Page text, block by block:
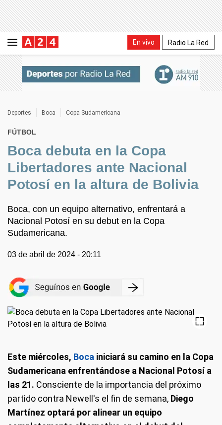
En vivo Radio La Red
Deportes Boca Copa Sudamericana
FÚTBOL
Boca debuta en la Copa
Libertadores ante Nacional
Potosí en la altura de Bolivia
Boca, con un equipo alternativo, enfrentará a
Nacional Potosí en su debut en la Copa
Sudamericana.
03 de abril de 2024 - 20:11
Este miércoles, Boca iniciará su camino en la Copa
Sudamericana enfrentándose a Nacional Potosí a
las 21. Consciente de la importancia del próximo
partido contra Newell's el fin de semana, Diego
Martínez optará por alinear un equipo